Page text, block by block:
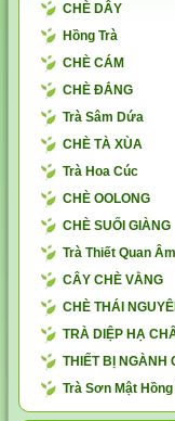
CHÈ DÂY
Hồng Trà
CHÈ CÁM
CHÈ ĐẮNG
Trà Sâm Dứa
CHÈ TÀ XÙA
Trà Hoa Cúc
CHÈ OOLONG
CHÈ SUỐI GIÀNG
Trà Thiết Quan Âm
CÂY CHÈ VẰNG
CHÈ THÁI
TRÀ DIỆP HẠ
THIẾT BỊ NGÀNH
Trà Sơn Mật Hồng